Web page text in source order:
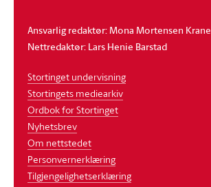
Ansvarlig redaktør: Mona Mortensen Krane
Nettredaktør: Lars Henie Barstad
Stortinget undervisning
Stortingets mediearkiv
Ordbok for Stortinget
Nyhetsbrev
Om nettstedet
Personvernerklæring
Tilgjengelighetserklæring